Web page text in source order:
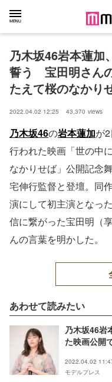
乃木坂46岩本蓮加
誓う　宝田明さん
たえて桜のなかり
2022.04.02 12:25 43,370 views
乃木坂46の岩本蓮加が
行われた映画「世の中
なかりせば」公開記念
宅伸行監督と登壇。同
演にして初主演となっ
信に繋がった宝田明（
んの言葉を明かした。
あわせて読みたい
乃木坂46岩
た映画公開
2022.04.02
モデルプレス